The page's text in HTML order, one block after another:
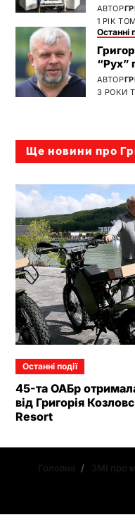
АВТОР
1 РІК
Останні
“Рух”
АВТОР
3 РОКИ
Ще новини про
Останні події
45-та ОАБр
від Григорія
Resort
Головна ЗМІ про